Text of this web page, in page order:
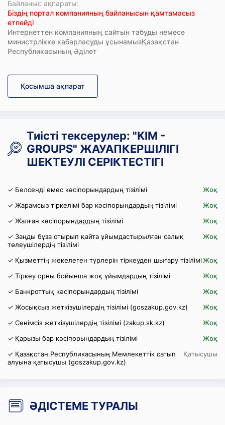
Байланыс ақпараты:
Біздің портал компанияның байланысын қамтамасыз
етпейді
Интернеттен компанияның сайтын табуды немесе
министрлікке хабарласуды ұсынамызҚазақстан
Республикасының Әділет
Қосымша ақпарат
Тиісті тексерулер: "KIM -
GROUPS" ЖАУАПКЕРШІЛІГІ
ШЕКТЕУЛІ СЕРІКТЕСТІГІ
✓ Белсенді емес кәсіпорындардың тізілімі
Жоқ
✓ Жарамсыз тіркелімі бар кәсіпорындардың тізілімі
Жоқ
✓ Жалған кәсіпорындардың тізілімі
Жоқ
✓ Заңды бұза отырып қайта ұйымдастырылған салық
төлеушілердің тізілімі
Жоқ
✓ Қызметтің жекелеген түрлерін тіркеуден шығару тізіліміЖоқ
✓ Тіркеу орны бойынша жоқ ұйымдардың тізілімі
Жоқ
✓ Банкроттық кәсіпорындардың тізілімі
Жоқ
✓ Жосықсыз жеткізушілердің тізілімі (goszakup.gov.kz)
Жоқ
✓ Сенімсіз жеткізушілердің тізілімі (zakup.sk.kz)
Жоқ
✓ Қарызы бар кәсіпорындардың тізілімі
Жоқ
✓ Қазақстан Республикасының Мемлекеттік сатып
алуына қатысушы (goszakup.gov.kz)
Қатысушы
ӘДІСТЕМЕ ТУРАЛЫ